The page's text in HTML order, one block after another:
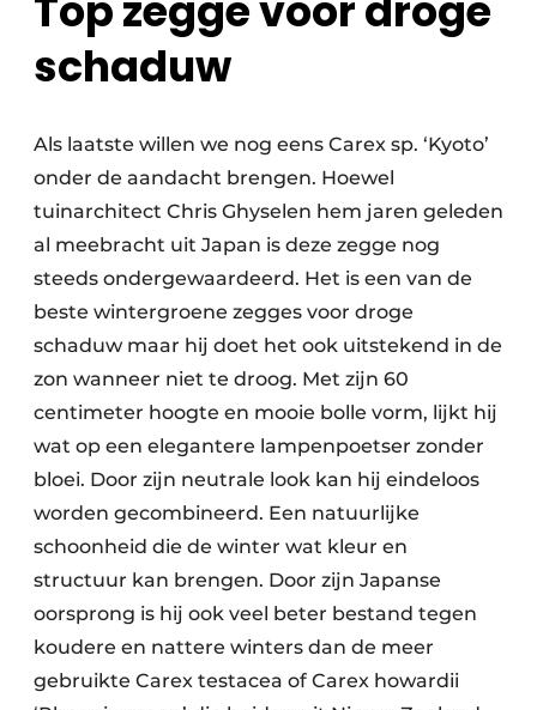
schaduw
Als laatste willen we nog eens Carex sp. ‘Kyoto’
onder de aandacht brengen. Hoewel
tuinarchitect Chris Ghyselen hem jaren geleden
al meebracht uit Japan is deze zegge nog
steeds ondergewaardeerd. Het is een van de
beste wintergroene zegges voor droge
schaduw maar hij doet het ook uitstekend in de
zon wanneer niet te droog. Met zijn 60
centimeter hoogte en mooie bolle vorm, lijkt hij
wat op een elegantere lampenpoetser zonder
bloei. Door zijn neutrale look kan hij eindeloos
worden gecombineerd. Een natuurlijke
schoonheid die de winter wat kleur en
structuur kan brengen. Door zijn Japanse
oorsprong is hij ook veel beter bestand tegen
koudere en nattere winters dan de meer
gebruikte Carex testacea of Carex howardii